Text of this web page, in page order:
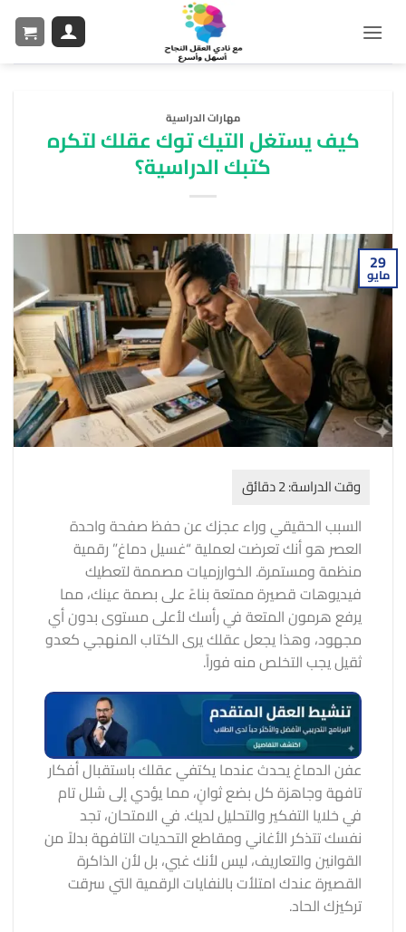
مهارات الدراسية
كيف يستغل التيك توك عقلك لتكره
كتبك الدراسية؟
29
مايو
السبب الحقيقي وراء عجزك عن حفظ صفحة واحدة
العصر هو أنك تعرضت لعملية “غسيل دماغ” رقمية
منظمة ومستمرة. الخوارزميات مصممة لتعطيك
فيديوهات قصيرة ممتعة بناءً على بصمة عينك، مما
يرفع هرمون المتعة في رأسك لأعلى مستوى بدون أي
مجهود، وهذا يجعل عقلك يرى الكتاب المنهجي كعدو
ثقيل يجب التخلص منه فوراً.
عفن الدماغ يحدث عندما يكتفي عقلك باستقبال أفكار
تافهة وجاهزة كل بضع ثوانٍ، مما يؤدي إلى شلل تام
في خلايا التفكير والتحليل لديك. في الامتحان، تجد
نفسك تتذكر الأغاني ومقاطع التحديات التافهة بدلاً من
القوانين والتعاريف، ليس لأنك غبي، بل لأن الذاكرة
القصيرة عندك امتلأت بالنفايات الرقمية التي سرقت
تركيزك الحاد.